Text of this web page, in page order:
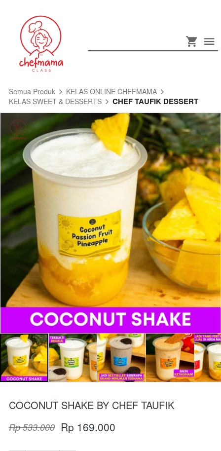
Semua Produk
KELAS ONLINE CHEFMAMA
KELAS SWEET & DESSERTS
CHEF TAUFIK DESSERT
COCONUT SHAKE BY CHEF TAUFIK
Rp 533.000 Rp 169.000